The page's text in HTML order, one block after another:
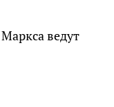
ведут